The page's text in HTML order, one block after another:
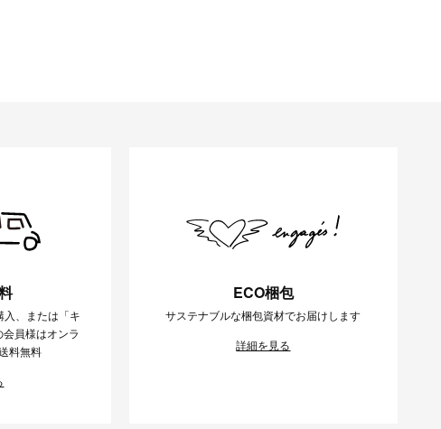
、または「キ
員様はオンラ
料無料
ECO梱包
サステナブルな梱包資材でお届けします
詳細を見る